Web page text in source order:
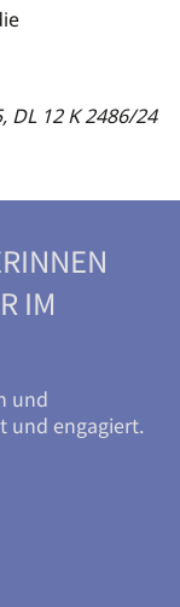
DL 12 K 2486/24
IM
und
und engagiert.